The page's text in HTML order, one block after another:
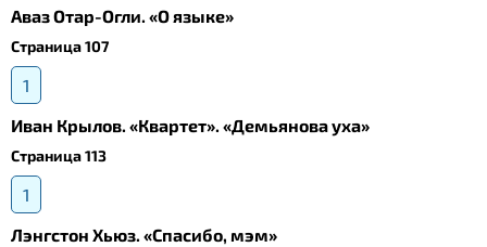
Аваз Отар-Огли. «О языке»
Страница 107
1
Иван Крылов. «Квартет». «Демьянова уха»
Страница 113
1
Лэнгстон Хьюз. «Спасибо, мэм»